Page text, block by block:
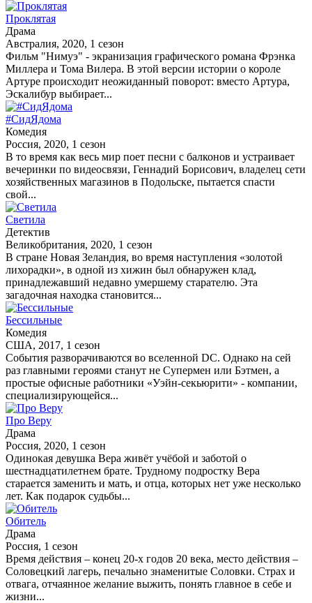
Проклятая
Драма
Австралия, 2020, 1 сезон
Фильм "Нимуэ" - экранизация графического романа Фрэнка
Миллера и Тома Вилера. В этой версии истории о короле
Артуре происходит неожиданный поворот: вместо Артура,
Эскалибур выбирает...
#СидЯдома
Комедия
Россия, 2020, 1 сезон
В то время как весь мир поет песни с балконов и устраивает
вечеринки по видеосвязи, Геннадий Борисович, владелец сети
хозяйственных магазинов в Подольске, пытается спасти
свой...
Светила
Детектив
Великобритания, 2020, 1 сезон
В стране Новая Зеландия, во время наступления «золотой
лихорадки», в одной из хижин был обнаружен клад,
принадлежавший недавно умершему старателю. Эта
загадочная находка становится...
Бессильные
Комедия
США, 2017, 1 сезон
События разворачиваются во вселенной DC. Однако на сей
раз главными героями станут не Супермен или Бэтмен, а
простые офисные работники «Уэйн-секьюрити» - компании,
специализирующейся...
Про Веру
Драма
Россия, 2020, 1 сезон
Одинокая девушка Вера живёт учёбой и заботой о
шестнадцатилетнем брате. Трудному подростку Вера
старается заменить и мать, и отца, которых нет уже несколько
лет. Как подарок судьбы...
Обитель
Драма
Россия, 1 сезон
Время действия – конец 20-х годов 20 века, место действия –
Соловецкий лагерь, печально знаменитые Соловки. Страх и
отвага, отчаянное желание выжить, понять главное в себе и
жизни...